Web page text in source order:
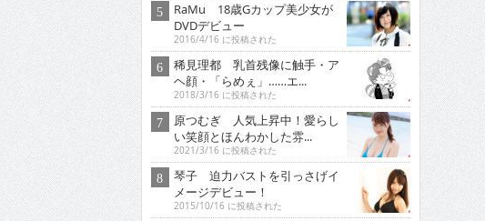
RaMu 18歳Gカップ美少女が
DVDデビュー
2016/4/16 に投稿された
稀見理都 乳首残像に触手・ア
ヘ顔・「らめぇ」……エ...
2018/3/16 に投稿された
原つむぎ 人気上昇中！愛らし
い笑顔とほんわかした雰...
2021/3/16 に投稿された
琴子 迫力バストを引っさげイ
メージデビュー！
2015/10/16 に投稿された